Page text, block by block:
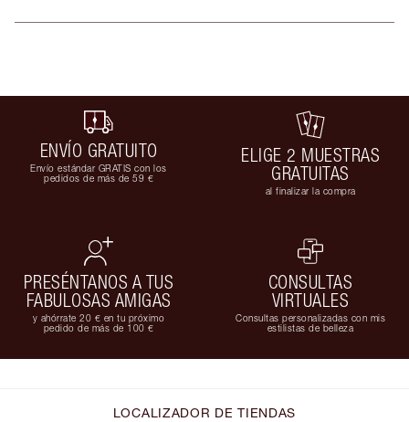
ENVÍO GRATUITO
Envío estándar GRATIS con los
pedidos de más de 59 €
ELIGE 2 MUESTRAS
GRATUITAS
al finalizar la compra
PRESÉNTANOS A TUS
FABULOSAS AMIGAS
y ahórrate 20 € en tu próximo
pedido de más de 100 €
CONSULTAS
VIRTUALES
Consultas personalizadas con mis
estilistas de belleza
LOCALIZADOR DE TIENDAS